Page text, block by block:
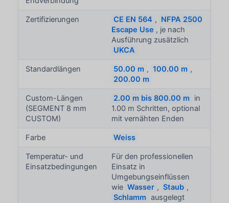
Zertifizierungen CE EN 564 , NFPA 2500
Escape Use , je nach
Ausführung zusätzlich
UKCA
Standardlängen 50.00 m , 100.00 m ,
200.00 m
Custom-Längen
(SEGMENT 8 mm
CUSTOM)
2.00 m bis 800.00 m
in
1.00 m Schritten, optional
mit vernähten Enden
Farbe Weiss
Temperatur- und
Einsatzbedingungen
Für den professionellen
Einsatz in
Umgebungseinflüssen
wie Wasser , Staub ,
Schlamm ausgelegt